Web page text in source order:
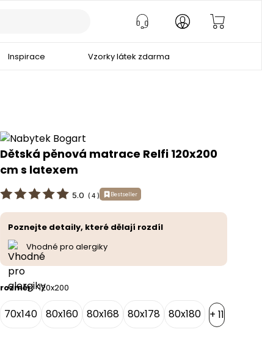
Inspirace Vzorky látek zdarma
Dětská pěnová matrace Relfi 120x200
cm s latexem
5.0 ( 4 ) Bestseller
Poznejte detaily, které dělají rozdíl
Vhodné pro alergiky
rozměr: 120x200
70x140 80x160 80x168 80x178 80x180 + 11